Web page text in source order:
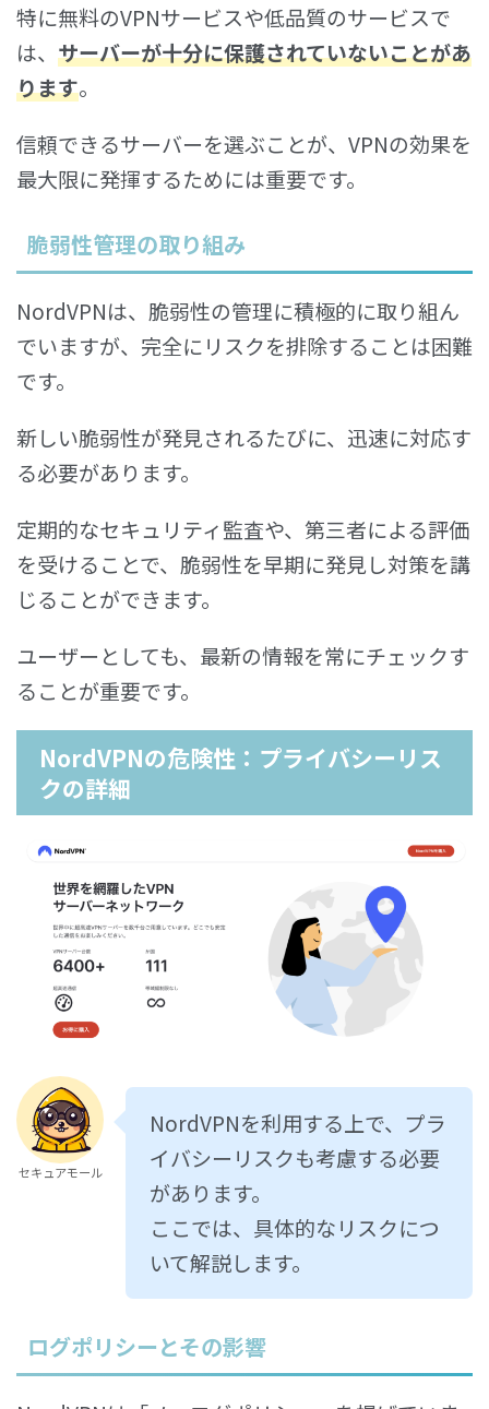
特に無料のVPNサービスや低品質のサービスで
は、 サーバーが十分に保護されていないことがあ
ります。
信頼できるサーバーを選ぶことが、VPNの効果を
最大限に発揮するためには重要です。
脆弱性管理の取り組み
NordVPNは、脆弱性の管理に積極的に取り組ん
でいますが、完全にリスクを排除することは困難
です。
新しい脆弱性が発見されるたびに、迅速に対応す
る必要があります。
定期的なセキュリティ監査や、第三者による評価
を受けることで、脆弱性を早期に発見し対策を講
じることができます。
ユーザーとしても、最新の情報を常にチェックす
ることが重要です。
NordVPNの危険性：プライバシーリス
クの詳細
セキュアモール
NordVPNを利用する上で、プラ
イバシーリスクも考慮する必要
があります。
ここでは、具体的なリスクにつ
いて解説します。
ログポリシーとその影響